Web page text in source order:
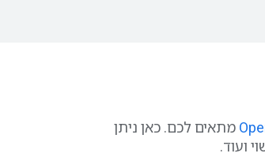
מתאים לכם. כאן ניתן
ועוד.